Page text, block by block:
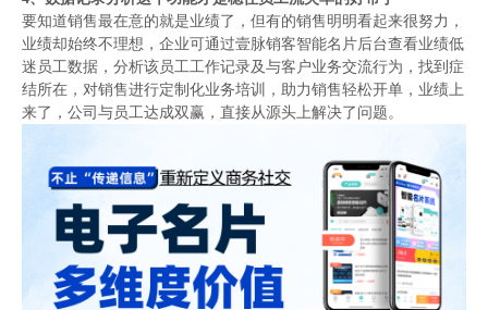
要知道销售最在意的就是业绩了，但有的销售明明看起来很努力，
业绩却始终不理想，企业可通过壹脉销客智能名片后台查看业绩低
迷员工数据，分析该员工工作记录及与客户业务交流行为，找到症
结所在，对销售进行定制化业务培训，助力销售轻松开单，业绩上
来了，公司与员工达成双赢，直接从源头上解决了问题。